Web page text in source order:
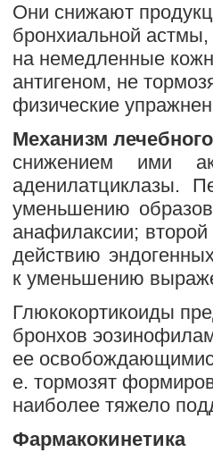
Они снижают
бронхиальной
на немедленные
антигеном, не
физические
Механизм
снижением ими
аденилатциклазы.
уменьшению
анафилаксии;
действию
к уменьшению
Глюкокортикоиды
бронхов
ее
е. тормозят
наиболее тяжело
Фармакокинетика